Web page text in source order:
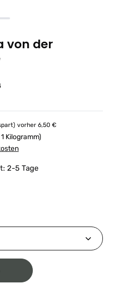
von der
vorher 6,50 €
Kilogramm)
2-5 Tage
Wert ein